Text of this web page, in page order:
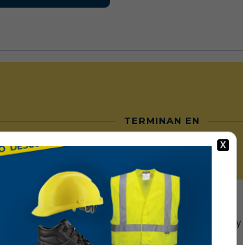
TERMINAN EN
Personalización
Ofrecemos servicios de impresión y
personalización.
X